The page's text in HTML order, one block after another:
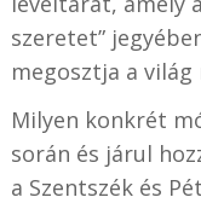
szeretet”
megosztja a
Milyen konkrét
során és járul
a Szentszék és